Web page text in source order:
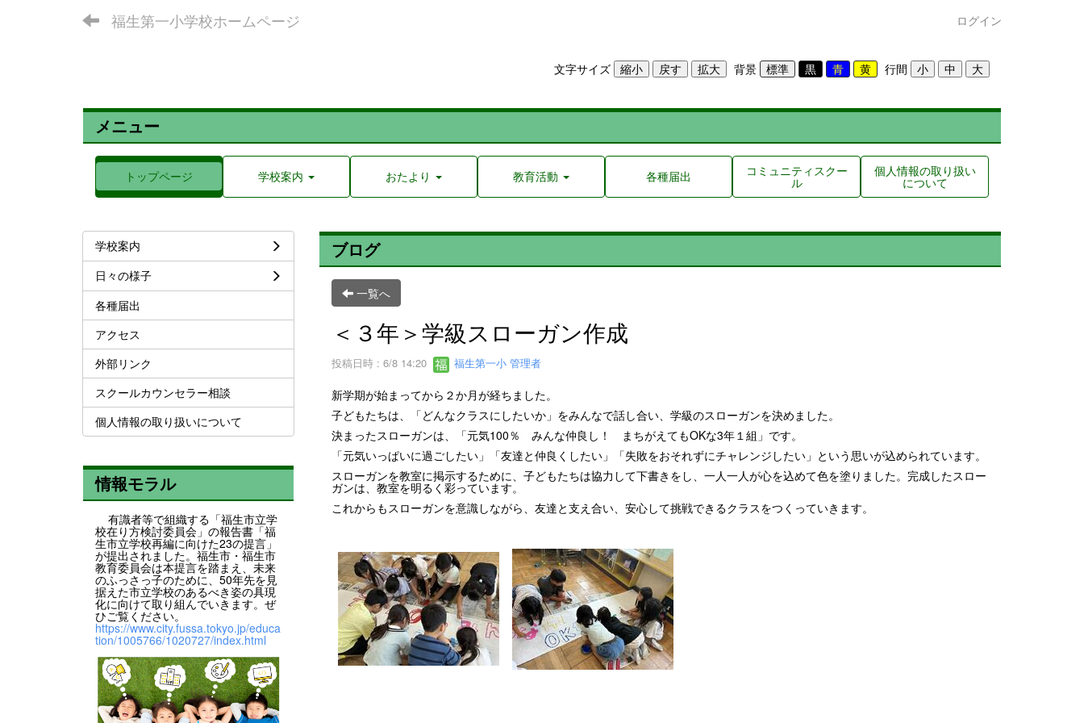
福生第一小学校ホームページ ログイン
文字サイズ 背景 行間
メニュー
トップページ 学校案内 おたより 教育活動 各種届出 コミュニティスクー
ル
個人情報の取り扱い
について
ブログ
一覧へ
＜３年＞学級スローガン作成
投稿日時 : 6/8 14:20 福生第一小 管理者
新学期が始まってから２か月が経ちました。
子どもたちは、「どんなクラスにしたいか」をみんなで話し合い、学級のスローガンを決めました。
決まったスローガンは、「元気100％ みんな仲良し！ まちがえてもOKな3年１組」です。
「元気いっぱいに過ごしたい」「友達と仲良くしたい」「失敗をおそれずにチャレンジしたい」という思いが込められています。
スローガンを教室に掲示するために、子どもたちは協力して下書きをし、一人一人が心を込めて色を塗りました。完成したスロー
ガンは、教室を明るく彩っています。
これからもスローガンを意識しながら、友達と支え合い、安心して挑戦できるクラスをつくっていきます。
学校案内
日々の様子
各種届出
アクセス
外部リンク
スクールカウンセラー相談
個人情報の取り扱いについて
情報モラル
有識者等で組織する「福生市立学
校在り方検討委員会」の報告書「福
生市立学校再編に向けた23の提言」
が提出されました。福生市・福生市
教育委員会は本提言を踏まえ、未来
のふっさっ子のために、50年先を見
据えた市立学校のあるべき姿の具現
化に向けて取り組んでいきます。ぜ
ひご覧ください。
https://www.city.fussa.tokyo.jp/educa
tion/1005766/1020727/index.html